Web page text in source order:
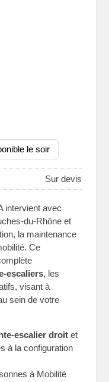
le soir
Sur devis
intervient avec
du-Rhône et
la maintenance
Ce
escaliers, les
visant à
sein de votre
escalier droit et
à la configuration
à Mobilité